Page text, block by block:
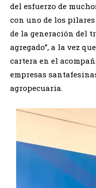
del esfuerzo de
con uno de los
de la generación del
agregado”, a la vez
cartera en el
empresas
agropecuaria.